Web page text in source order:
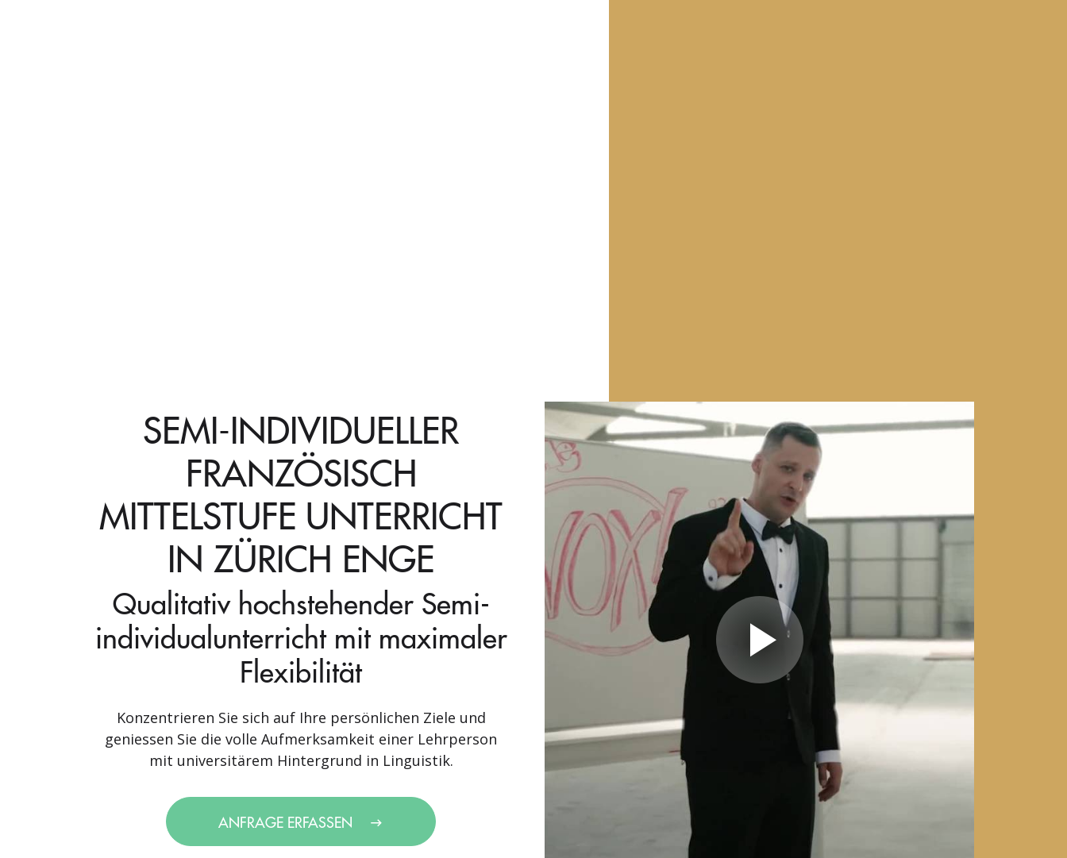
SEMI-INDIVIDUELLER
FRANZÖSISCH
MITTELSTUFE UNTERRICHT
IN ZÜRICH ENGE
Qualitativ hochstehender Semi-
individualunterricht mit maximaler
Flexibilität
Konzentrieren Sie sich auf Ihre persönlichen Ziele und
geniessen Sie die volle Aufmerksamkeit einer Lehrperson
mit universitärem Hintergrund in Linguistik.
ANFRAGE ERFASSEN